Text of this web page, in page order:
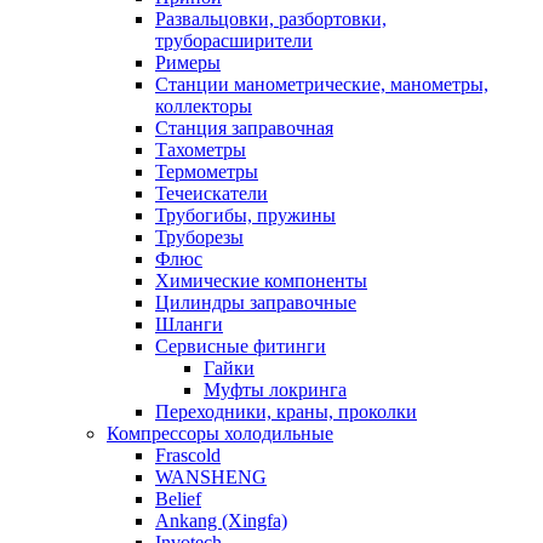
Развальцовки, разбортовки,
труборасширители
Римеры
Станции манометрические, манометры,
коллекторы
Станция заправочная
Тахометры
Термометры
Течеискатели
Трубогибы, пружины
Труборезы
Флюс
Химические компоненты
Цилиндры заправочные
Шланги
Сервисные фитинги
Гайки
Муфты локринга
Переходники, краны, проколки
Компрессоры холодильные
Frascold
WANSHENG
Belief
Ankang (Xingfa)